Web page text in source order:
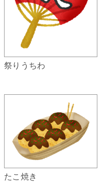
祭りうちわ
たこ焼き